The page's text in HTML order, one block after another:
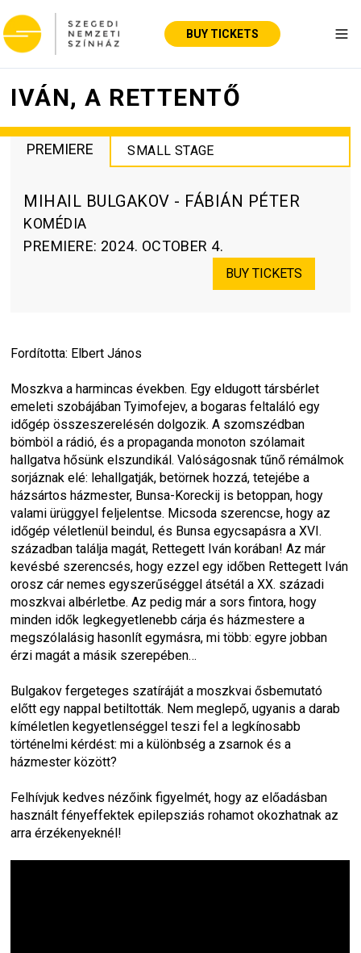
BUY TICKETS
IVÁN, A RETTENTŐ
PREMIERE SMALL STAGE
MIHAIL BULGAKOV - FÁBIÁN PÉTER
KOMÉDIA
PREMIERE: 2024. OCTOBER 4.
BUY TICKETS
Fordította: Elbert János
Moszkva a harmincas években. Egy eldugott társbérlet
emeleti szobájában Tyimofejev, a bogaras feltaláló egy
időgép összeszerelésén dolgozik. A szomszédban
bömböl a rádió, és a propaganda monoton szólamait
hallgatva hősünk elszundikál. Valóságosnak tűnő rémálmok
sorjáznak elé: lehallgatják, betörnek hozzá, tetejébe a
házsártos házmester, Bunsa-Koreckij is betoppan, hogy
valami ürüggyel feljelentse. Micsoda szerencse, hogy az
időgép véletlenül beindul, és Bunsa egycsapásra a XVI.
században találja magát, Rettegett Iván korában! Az már
kevésbé szerencsés, hogy ezzel egy időben Rettegett Iván
orosz cár nemes egyszerűséggel átsétál a XX. századi
moszkvai albérletbe. Az pedig már a sors fintora, hogy
minden idők legkegyetlenebb cárja és házmestere a
megszólalásig hasonlít egymásra, mi több: egyre jobban
érzi magát a másik szerepében…
Bulgakov fergeteges szatíráját a moszkvai ősbemutató
előtt egy nappal betiltották. Nem meglepő, ugyanis a darab
kíméletlen kegyetlenséggel teszi fel a legkínosabb
történelmi kérdést: mi a különbség a zsarnok és a
házmester között?
Felhívjuk kedves nézőink figyelmét, hogy az előadásban
használt fényeffektek epilepsziás rohamot okozhatnak az
arra érzékenyeknél!